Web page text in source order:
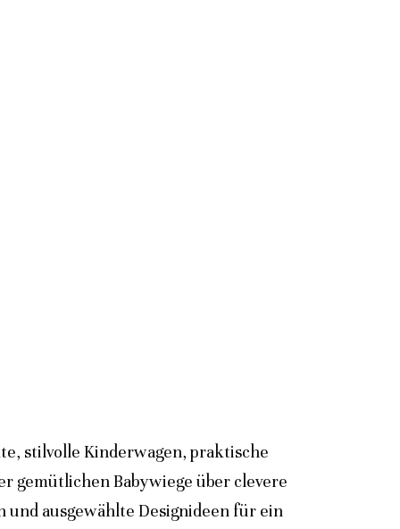
stilvolle Kinderwagen, praktische
gemütlichen Babywiege über clevere
ausgewählte Designideen für ein